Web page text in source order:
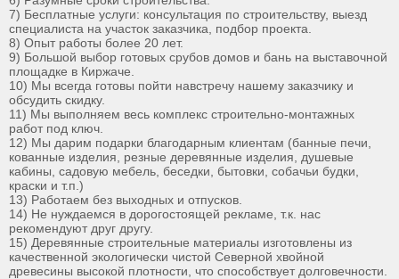
7) Бесплатные услуги: консультация по строительству, выезд
специалиста на участок заказчика, подбор проекта.
8) Опыт работы более 20 лет.
9) Большой выбор готовых срубов домов и бань на выставочной
площадке в Киржаче.
10) Мы всегда готовы пойти навстречу нашему заказчику и
обсудить скидку.
11) Мы выполняем весь комплекс строительно-монтажных
работ под ключ.
12) Мы дарим подарки благодарным клиентам (банные печи,
кованные изделия, резные деревянные изделия, душевые
кабины, садовую мебель, беседки, бытовки, собачьи будки,
краски и т.п.)
13) Работаем без выходных и отпусков.
14) Не нуждаемся в дорогостоящей рекламе, т.к. нас
рекомендуют друг другу.
15) Деревянные строительные материалы изготовлены из
качественной экологически чистой Северной хвойной
древесины высокой плотности, что способствует долговечности.